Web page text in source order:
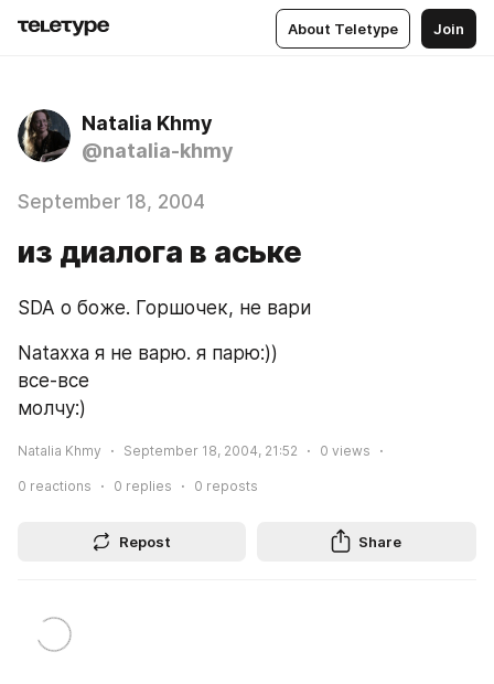
About Teletype Join
Natalia Khmy
@natalia-khmy
September 18, 2004
из диалога в аське
SDA о боже. Горшочек, не вари
Nataxxa я не варю. я парю:))
все-все
молчу:)
Natalia Khmy September 18, 2004, 21:52 0 views
0 reactions 0 replies 0 reposts
Repost Share